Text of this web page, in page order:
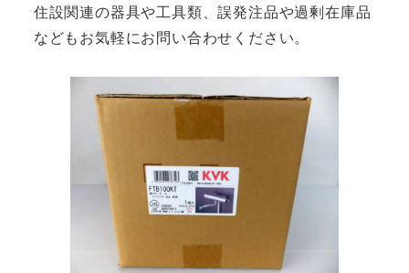
住設関連の器具や工具類、誤発注品や過剰在庫品
などもお気軽にお問い合わせください。